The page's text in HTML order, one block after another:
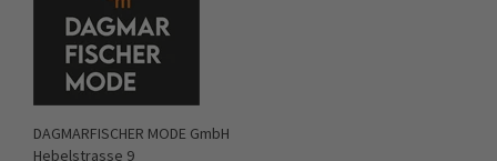
DAGMARFISCHER MODE GmbH
Hebelstrasse 9